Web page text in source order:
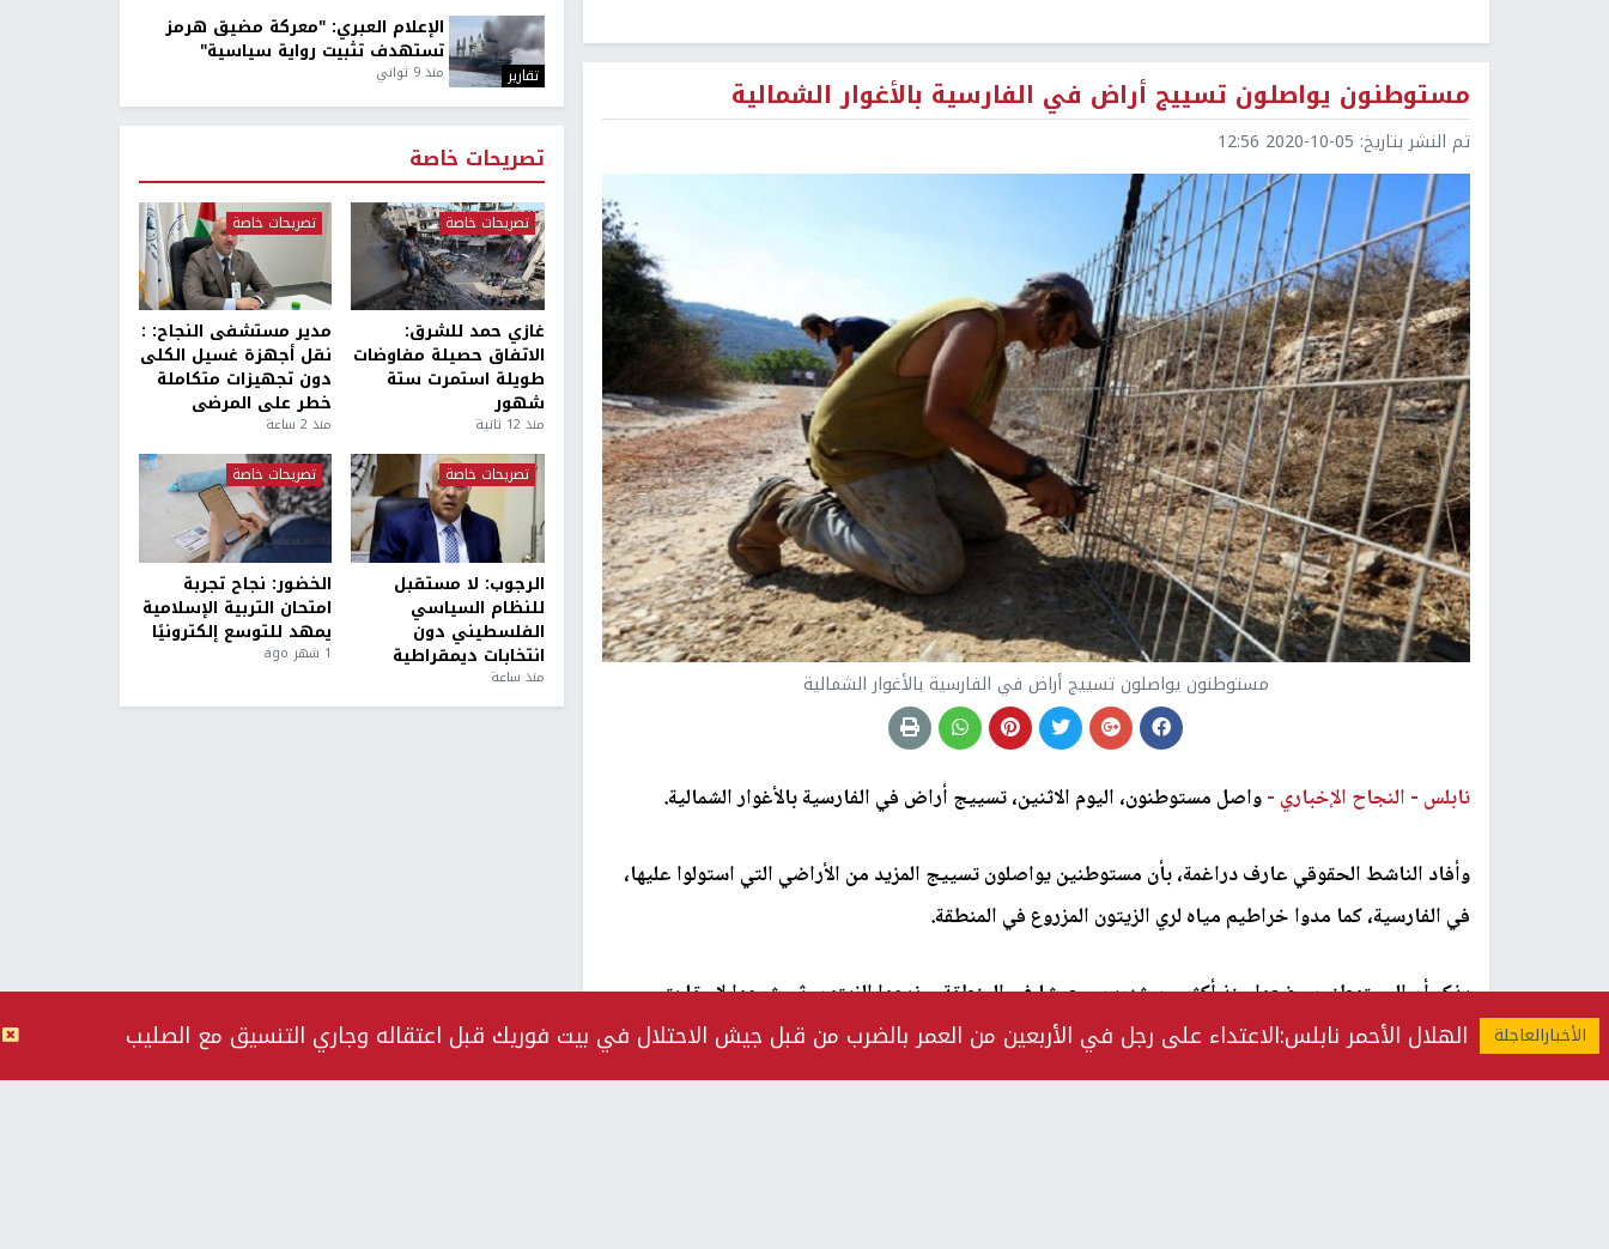
الهلال الأحمر نابلس:الاعتداء على رجل في الأربعين من العمر بالضرب من قبل جيش الاحتلال في بيت فوريك قبل اعتقاله وجاري التنسيق مع الصليب
مستوطنون يواصلون تسييج أراض في الفارسية بالأغوار الشمالية
تم النشر بتاريخ: 2020-10-05 12:56
مستوطنون يواصلون تسييج أراض في الفارسية بالأغوار الشمالية
نابلس - النجاح الإخباري -واصل مستوطنون، اليوم الاثنين، تسييج أراض في الفارسية بالأغوار الشمالية.
وأفاد الناشط الحقوقي عارف دراغمة، بأن مستوطنين يواصلون تسييج المزيد من الأراضي التي استولوا عليها،
في الفارسية، كما مدوا خراطيم مياه لري الزيتون المزروع في المنطقة.
يذكر أن المستوطنين وضعوا منذ أكثر من شهرين، معرشا في المنطقة، وزرعوا الزيتون، ثم شرعوا لاحقا بتسييج
الأراضي المحيطة بهم، على مقربة من خيام المواطنين.
تقارير
الإعلام العبري: "معركة مضيق هرمز
تستهدف تثبيت رواية سياسية"
منذ 9 ثواني
تصريحات خاصة
تصريحات خاصة
غازي حمد للشرق:
الاتفاق حصيلة مفاوضات
طويلة استمرت ستة
شهور
منذ 12 ثانية
تصريحات خاصة
مدير مستشفى النجاح: :
نقل أجهزة غسيل الكلى
دون تجهيزات متكاملة
خطر على المرضى
منذ 2 ساعة
تصريحات خاصة
الرجوب: لا مستقبل
للنظام السياسي
الفلسطيني دون
انتخابات ديمقراطية
منذ ساعة
تصريحات خاصة
الخضور: نجاح تجربة
امتحان التربية الإسلامية
يمهد للتوسع إلكترونيًا
1 شهر ago